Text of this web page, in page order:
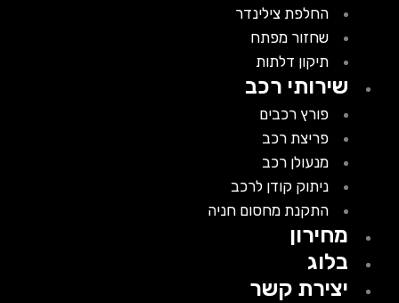
החלפת צילינדר
שחזור מפתח
תיקון דלתות
שירותי רכב
פורץ רכבים
פריצת רכב
מנעולן רכב
ניתוק קודן לרכב
התקנת מחסום חניה
מחירון
בלוג
יצירת קשר